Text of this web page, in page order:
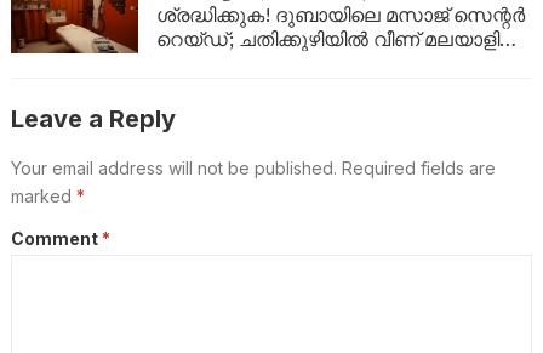
ശ്രദ്ധിക്കുക! ദുബായിലെ മസാജ് സെന്റർ
റെയ്ഡ്; ചതിക്കുഴിയിൽ വീണ് മലയാളി
Leave a Reply
Your email address will not be published. Required fields are
marked *
Comment *